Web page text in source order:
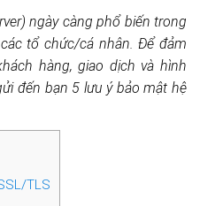
ngày càng phổ biến trong
tổ chức/cá nhân. Để đảm
hàng, giao dịch và hình
đến bạn 5 lưu ý bảo mật hệ
TLS